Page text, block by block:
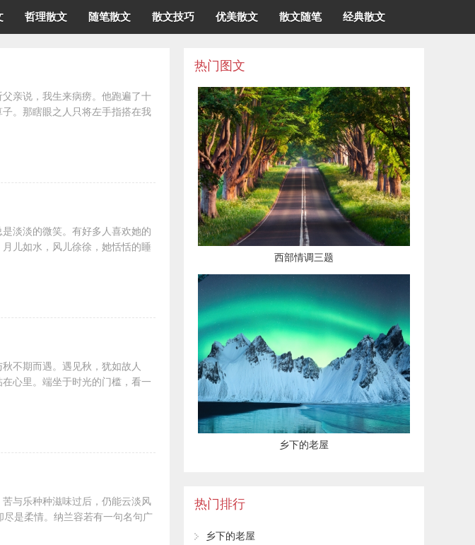
哲理散文 随笔散文 散文技巧 优美散文 散文随笔 经典散文
亲说，我生来病痨。他跑遍了十
。那瞎眼之人只将左手指搭在我
淡淡的微笑。有好多人喜欢她的
儿如水，风儿徐徐，她恬恬的睡
不期而遇。遇见秋，犹如故人
心里。端坐于时光的门槛，看一
与乐种种滋味过后，仍能云淡风
是柔情。纳兰容若有一句名句广
热门图文
西部情调三题
乡下的老屋
热门排行
乡下的老屋